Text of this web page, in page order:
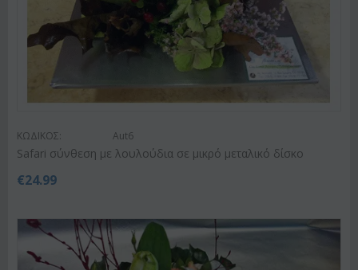
ΚΩΔΙΚΟΣ: Aut6
Safari σύνθεση με λουλούδια σε μικρό μεταλικό δίσκο
€24.99